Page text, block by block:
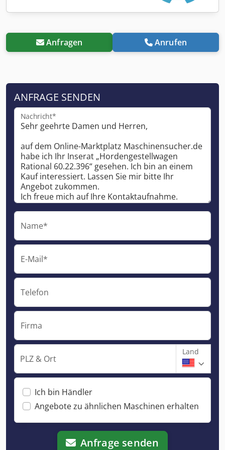
Anfragen Anrufen
ANFRAGE SENDEN
Nachricht*
Name*
E-Mail*
Telefon
Firma
PLZ & Ort
Land
Ich bin Händler
Angebote zu ähnlichen Maschinen erhalten
Anfrage senden